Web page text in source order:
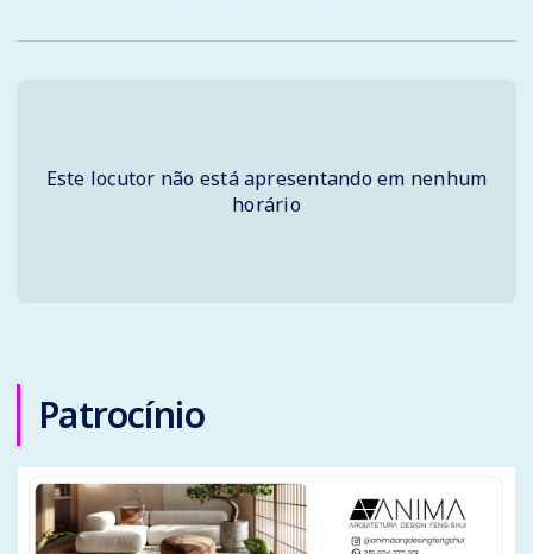
Este locutor não está apresentando em nenhum
horário
Patrocínio